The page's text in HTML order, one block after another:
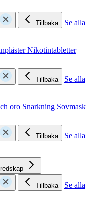
Tillbaka
Se alla
Nikotintabletter
Tillbaka
Se alla
oro Snarkning Sovmask
Tillbaka
Se alla
Tillbaka
Se alla